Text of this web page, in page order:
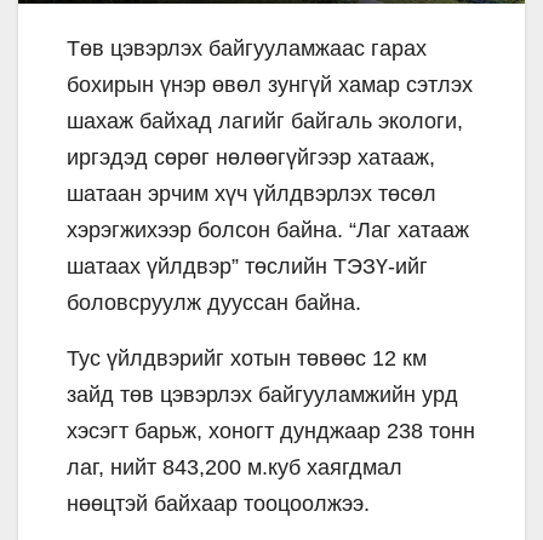
Төв цэвэрлэх байгууламжаас гарах
бохирын үнэр өвөл зунгүй хамар сэтлэх
шахаж байхад лагийг байгаль экологи,
иргэдэд сөрөг нөлөөгүйгээр хатааж,
шатаан эрчим хүч үйлдвэрлэх төсөл
хэрэгжихээр болсон байна. “Лаг хатааж
шатаах үйлдвэр” төслийн ТЭЗҮ-ийг
боловсруулж дууссан байна.
Тус үйлдвэрийг хотын төвөөс 12 км
зайд төв цэвэрлэх байгууламжийн урд
хэсэгт барьж, хоногт дунджаар 238 тонн
лаг, нийт 843,200 м.куб хаягдмал
нөөцтэй байхаар тооцоолжээ.